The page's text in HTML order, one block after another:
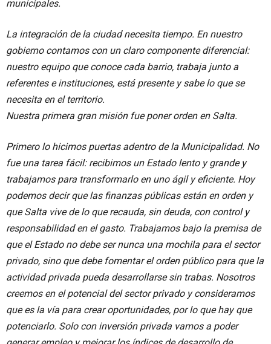
municipales.
La integración de la ciudad necesita tiempo. En nuestro
gobierno contamos con un claro componente diferencial:
nuestro equipo que conoce cada barrio, trabaja junto a
referentes e instituciones, está presente y sabe lo que se
necesita en el territorio.
Nuestra primera gran misión fue poner orden en Salta.
Primero lo hicimos puertas adentro de la Municipalidad. No
fue una tarea fácil: recibimos un Estado lento y grande y
trabajamos para transformarlo en uno ágil y eficiente. Hoy
podemos decir que las finanzas públicas están en orden y
que Salta vive de lo que recauda, sin deuda, con control y
responsabilidad en el gasto. Trabajamos bajo la premisa de
que el Estado no debe ser nunca una mochila para el sector
privado, sino que debe fomentar el orden público para que la
actividad privada pueda desarrollarse sin trabas. Nosotros
creemos en el potencial del sector privado y consideramos
que es la vía para crear oportunidades, por lo que hay que
potenciarlo. Solo con inversión privada vamos a poder